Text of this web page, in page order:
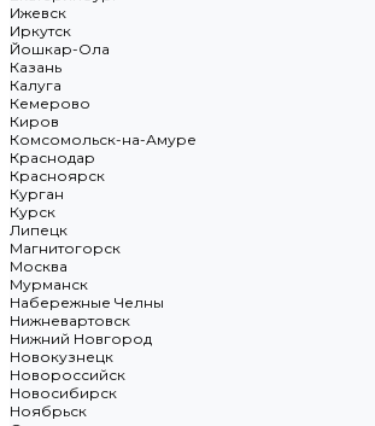
Ижевск
Иркутск
Йошкар-Ола
Казань
Калуга
Кемерово
Киров
Комсомольск-на-Амуре
Краснодар
Красноярск
Курган
Курск
Липецк
Магнитогорск
Москва
Мурманск
Набережные Челны
Нижневартовск
Нижний Новгород
Новокузнецк
Новороссийск
Новосибирск
Ноябрьск